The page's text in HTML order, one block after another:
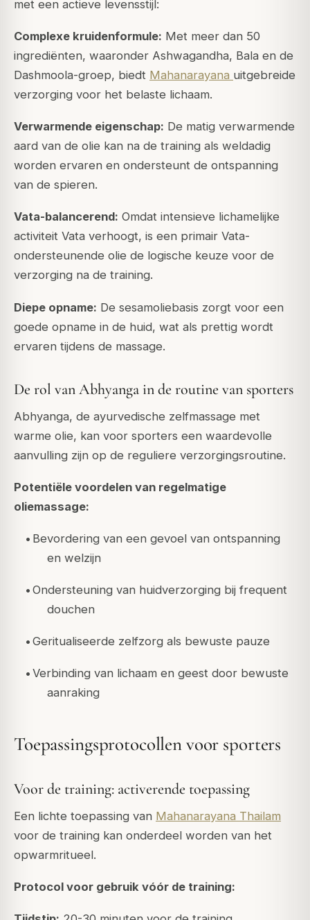
met een actieve levensstijl:
Complexe kruidenformule: Met meer dan 50
ingrediënten, waaronder Ashwagandha, Bala en de
Dashmoola-groep, biedt Mahanarayana uitgebreide
verzorging voor het belaste lichaam.
Verwarmende eigenschap: De matig verwarmende
aard van de olie kan na de training als weldadig
worden ervaren en ondersteunt de ontspanning
van de spieren.
Vata-balancerend: Omdat intensieve lichamelijke
activiteit Vata verhoogt, is een primair Vata-
ondersteunende olie de logische keuze voor de
verzorging na de training.
Diepe opname: De sesamoliebasis zorgt voor een
goede opname in de huid, wat als prettig wordt
ervaren tijdens de massage.
De rol van Abhyanga in de routine van sporters
Abhyanga, de ayurvedische zelfmassage met
warme olie, kan voor sporters een waardevolle
aanvulling zijn op de reguliere verzorgingsroutine.
Potentiële voordelen van regelmatige
oliemassage:
• Bevordering van een gevoel van ontspanning
en welzijn
• Ondersteuning van huidverzorging bij frequent
douchen
• Geritualiseerde zelfzorg als bewuste pauze
• Verbinding van lichaam en geest door bewuste
aanraking
Toepassingsprotocollen voor sporters
Voor de training: activerende toepassing
Een lichte toepassing van Mahanarayana Thailam
voor de training kan onderdeel worden van het
opwarmritueel.
Protocol voor gebruik vóór de training: